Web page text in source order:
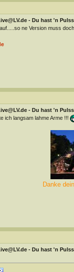
- Du hast 'n
ne Version muss
- Du hast 'n
ich langsam lahme Arme !!!
Danke
- Du hast 'n